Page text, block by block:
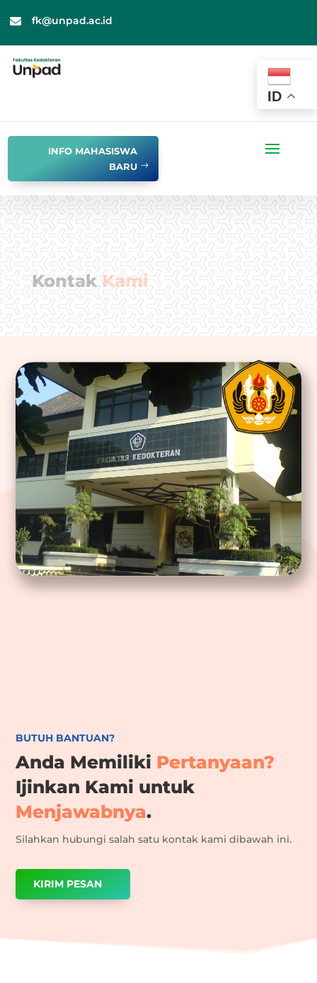
 fk@unpad.ac.id
ID
INFO MAHASISWA
BARU
KontakKami
BUTUH BANTUAN?
Anda Memiliki Pertanyaan?
Ijinkan Kami untuk
Menjawabnya.
Silahkan hubungi salah satu kontak kami dibawah ini.
KIRIM PESAN